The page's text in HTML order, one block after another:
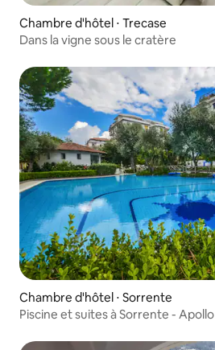
Chambre d'hôtel ⋅ Trecase
Dans la vigne sous le cratère
Chambre d'hôtel ⋅ Sorrente
Piscine et suites à Sorrente - Apollo